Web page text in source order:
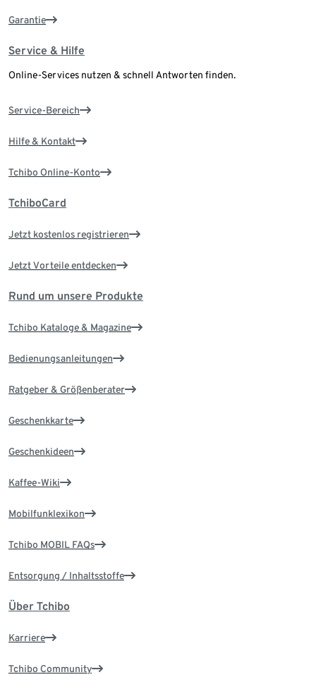
Garantie
Service & Hilfe
Online-Services nutzen & schnell Antworten finden.
Service-Bereich
Hilfe & Kontakt
Tchibo Online-Konto
TchiboCard
Jetzt kostenlos registrieren
Jetzt Vorteile entdecken
Rund um unsere Produkte
Tchibo Kataloge & Magazine
Bedienungsanleitungen
Ratgeber & Größenberater
Geschenkkarte
Geschenkideen
Kaffee-Wiki
Mobilfunklexikon
Tchibo MOBIL FAQs
Entsorgung / Inhaltsstoffe
Über Tchibo
Karriere
Tchibo Community